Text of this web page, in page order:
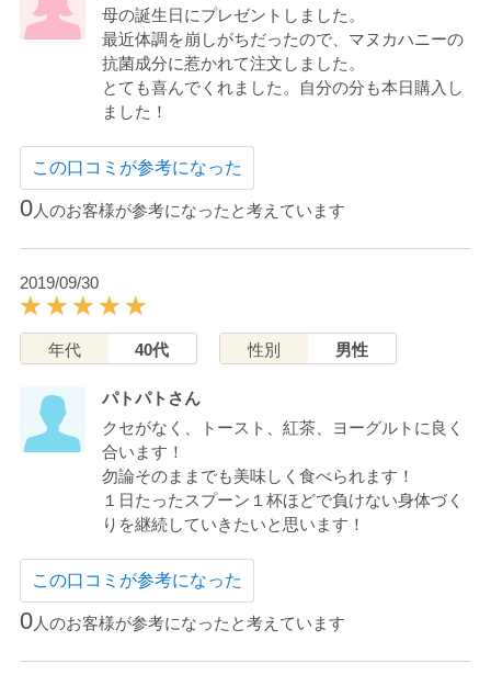
母の誕生日にプレゼントしました。
最近体調を崩しがちだったので、マヌカハニーの
抗菌成分に惹かれて注文しました。
とても喜んでくれました。自分の分も本日購入し
ました！
この口コミが参考になった
0人のお客様が参考になったと考えています
2019/09/30
年代 40代 性別 男性
パトパトさん
クセがなく、トースト、紅茶、ヨーグルトに良く
合います！
勿論そのままでも美味しく食べられます！
１日たったスプーン１杯ほどで負けない身体づく
りを継続していきたいと思います！
この口コミが参考になった
0人のお客様が参考になったと考えています